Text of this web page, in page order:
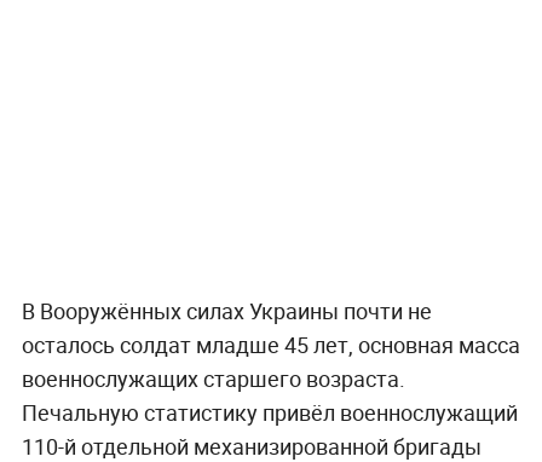
В Вооружённых силах Украины почти не
осталось солдат младше 45 лет, основная масса
военнослужащих старшего возраста.
Печальную статистику привёл военнослужащий
110-й отдельной механизированной бригады